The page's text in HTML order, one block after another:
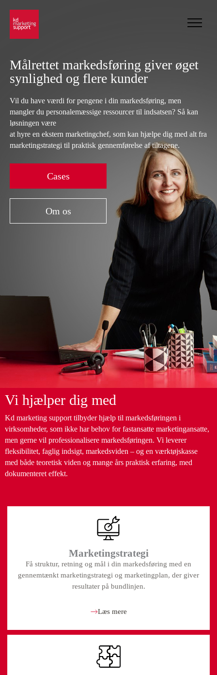
indholdet
Målrettet markedsføring giver øget
synlighed og flere kunder
Vil du have værdi for pengene i din markedsføring, men
mangler du personalemæssige ressourcer til indsatsen? Så kan
løsningen være
at hyre en ekstern marketingchef, som kan hjælpe dig med alt fra
marketingstrategi til praktisk gennemførelse af tiltagene.
Cases
Om os
Vi hjælper dig med
Kd marketing support tilbyder hjælp til markedsføringen i
virksomheder, som ikke har behov for fastansatte marketingansatte,
men gerne vil professionalisere markedsføringen. Vi leverer
fleksibilitet, faglig indsigt, markedsviden – og en værktøjskasse
med både teoretisk viden og mange års praktisk erfaring, med
dokumenteret effekt.
Marketingstrategi
Få struktur, retning og mål i din markedsføring med en
gennemtænkt marketingstrategi og marketingplan, der giver
resultater på bundlinjen.
Læs mere